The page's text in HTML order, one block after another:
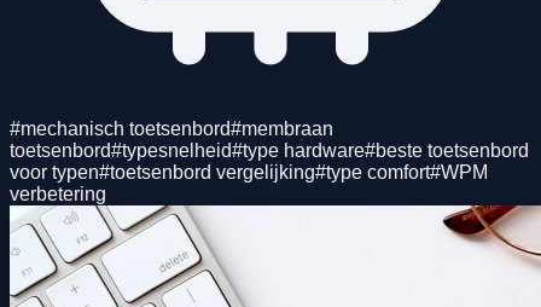
#mechanisch toetsenbord#membraan
toetsenbord#typesnelheid#type hardware#beste toetsenbord
voor typen#toetsenbord vergelijking#type comfort#WPM
verbetering